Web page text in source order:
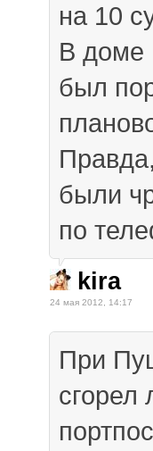
на 10
В доме
был
были
по
kira
24 мая 2012, 14:17
При
сгорел